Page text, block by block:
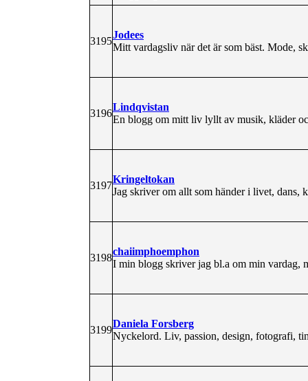
3195
Jodees
Mitt vardagsliv när det är som bäst. Mode,
3196
Lindqvistan
En blogg om mitt liv lyllt av musik, kläder
3197
Kringeltokan
Jag skriver om allt som händer i livet, dans,
3198
chaiimphoemphon
I min blogg skriver jag bl.a om min vardag,
3199
Daniela Forsberg
Nyckelord. Liv, passion, design, fotografi,